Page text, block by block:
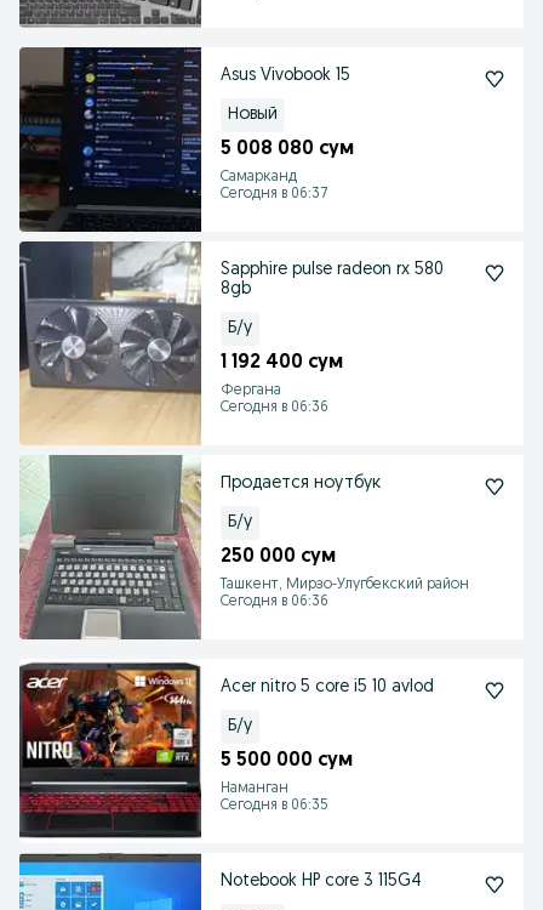
Asus Vivobook 15
Новый
5 008 080 сум
Самарканд
Сегодня в 06:37
Sapphire pulse radeon rx 580
8gb
Б/у
1 192 400 сум
Фергана
Сегодня в 06:36
Продается ноутбук
Б/у
250 000 сум
Ташкент, Мирзо-Улугбекский район
Сегодня в 06:36
Acer nitro 5 core i5 10 avlod
Б/у
5 500 000 сум
Наманган
Сегодня в 06:35
Notebook HP core 3 115G4